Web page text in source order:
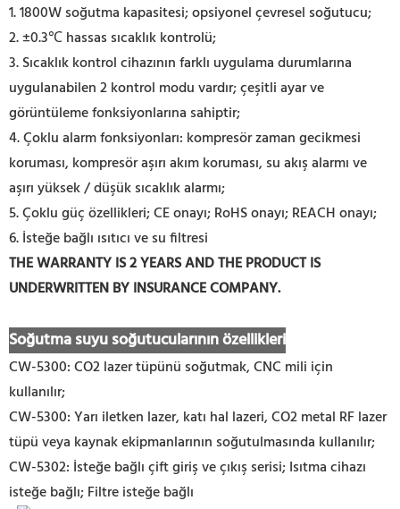
1. 1800W soğutma kapasitesi; opsiyonel çevresel soğutucu;
2. ±0.3℃ hassas sıcaklık kontrolü;
3. Sıcaklık kontrol cihazının farklı uygulama durumlarına
uygulanabilen 2 kontrol modu vardır; çeşitli ayar ve
görüntüleme fonksiyonlarına sahiptir;
4. Çoklu alarm fonksiyonları: kompresör zaman gecikmesi
koruması, kompresör aşırı akım koruması, su akış alarmı ve
aşırı yüksek / düşük sıcaklık alarmı;
5. Çoklu güç özellikleri; CE onayı; RoHS onayı; REACH onayı;
6. İsteğe bağlı ısıtıcı ve su filtresi
THE WARRANTY IS 2 YEARS AND THE PRODUCT IS
UNDERWRITTEN BY INSURANCE COMPANY.
Soğutma suyu soğutucularının özellikleri
CW-5300: CO2 lazer tüpünü soğutmak, CNC mili için
kullanılır;
CW-5300: Yarı iletken lazer, katı hal lazeri, CO2 metal RF lazer
tüpü veya kaynak ekipmanlarının soğutulmasında kullanılır;
CW-5302: İsteğe bağlı çift giriş ve çıkış serisi; Isıtma cihazı
isteğe bağlı; Filtre isteğe bağlı